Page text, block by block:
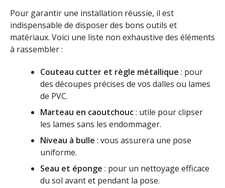
Pour garantir une installation réussie, il est
indispensable de disposer des bons outils et
matériaux. Voici une liste non exhaustive des éléments
à rassembler :
Couteau cutter et règle métallique : pour
des découpes précises de vos dalles ou lames
de PVC.
Marteau en caoutchouc: utile pour clipser
les lames sans les endommager.
Niveau à bulle : vous assurera une pose
uniforme.
Seau et éponge : pour un nettoyage efficace
du sol avant et pendant la pose.